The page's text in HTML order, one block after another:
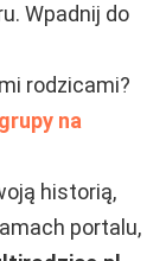
Wpadnij do
rodzicami?
na
historią,
portalu,